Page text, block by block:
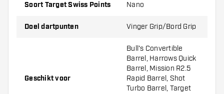
Soort Target Swiss Points Nano
Doel dartpunten Vinger Grip/Bord Grip
Geschikt voor
Bull's Convertible
Barrel, Harrows Quick
Barrel, Mission R2.5
Rapid Barrel, Shot
Turbo Barrel, Target